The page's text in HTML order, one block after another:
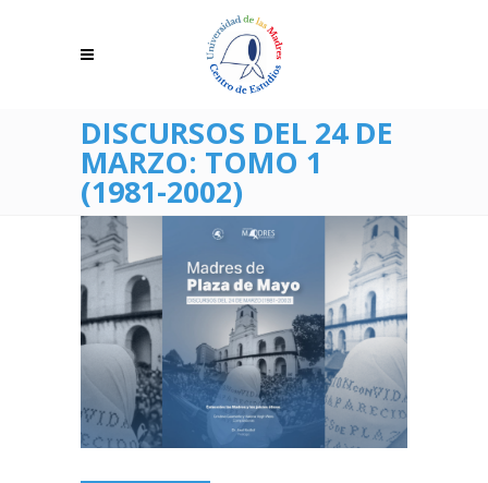
DISCURSOS DEL 24 DE
MARZO: TOMO 1
(1981-2002)